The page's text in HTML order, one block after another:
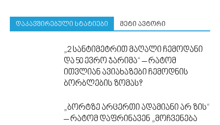
დაკავშირებული სტატიები მეტი ავტორი
„2 სანტიმეტრით მაღალი ჩემოდანი
და 50 ევრო ჯარიმა“ – რატომ
ითვლიან ავიახაზები ჩემოდნის
ბორბლების ზომას?
„ბორტზე არცერთი ადამიანი არ ზის“
– რატომ დაფრინავენ „მოჩვენება